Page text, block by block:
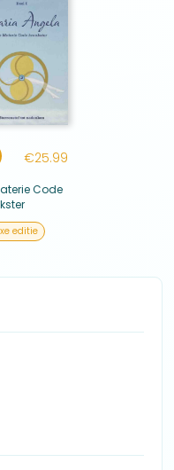
€25.99
Code
editie